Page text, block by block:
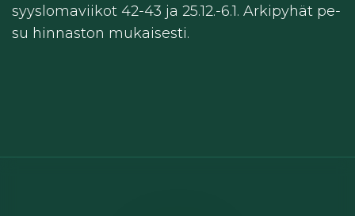
syyslomaviikot 42-43 ja 25.12.-6.1. Arkipyhät pe-
su hinnaston mukaisesti.